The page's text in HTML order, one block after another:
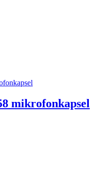
mikrofonkapsel